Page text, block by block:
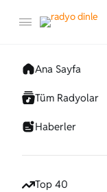
Ana Sayfa
Tüm Radyolar
Haberler
Top 40